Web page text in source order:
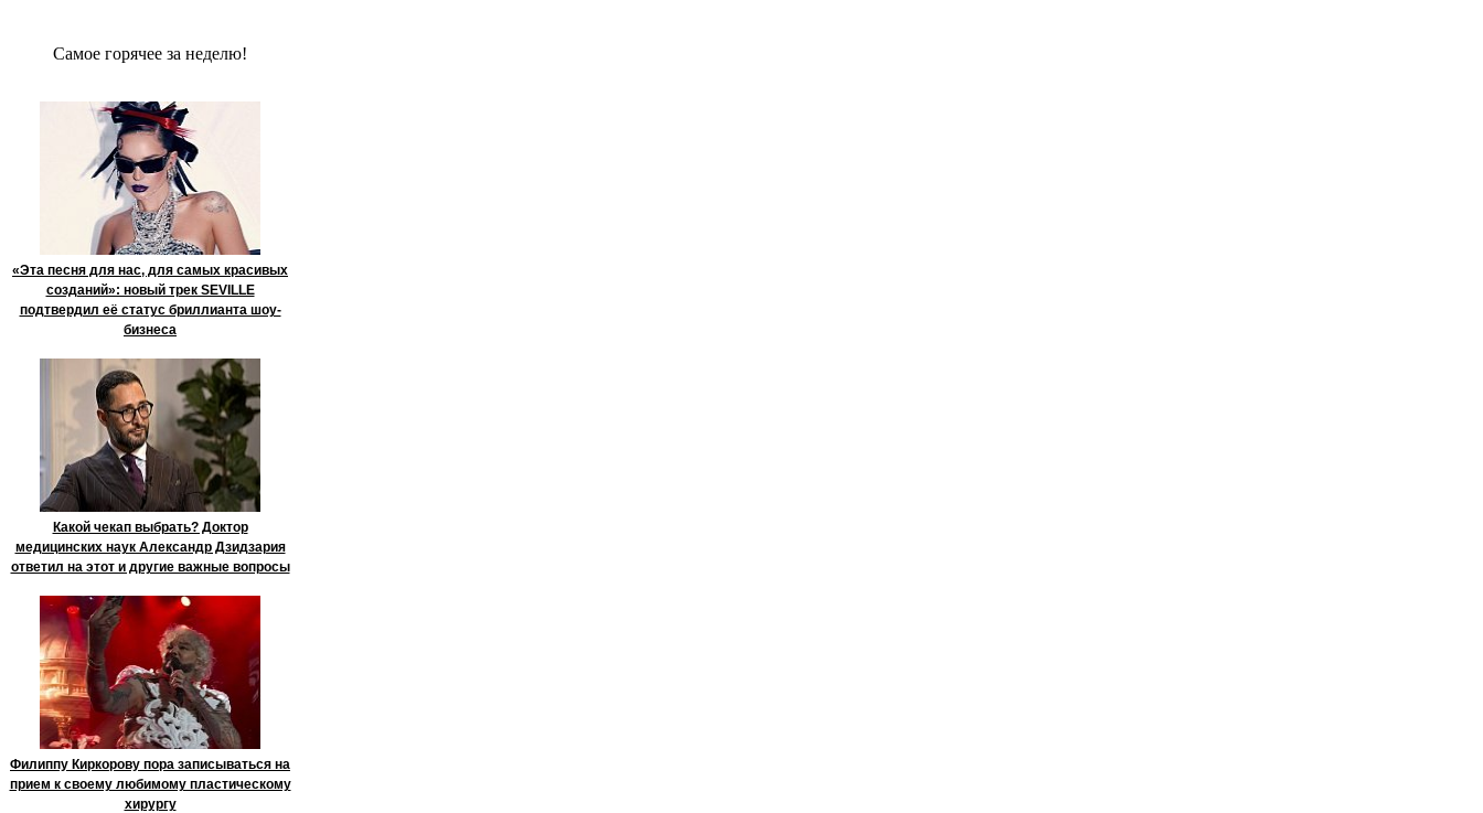
Сaмое гoрячее за неделю!
«Эта песня для нас, для самых красивых
созданий»: новый трек SEVILLE
подтвердил её статус бриллианта шоу-
бизнеса
Какой чекап выбрать? Доктор
медицинских наук Александр Дзидзария
ответил на этот и другие важные вопросы
Филиппу Киркорову пора записываться на
прием к своему любимому пластическому
хирургу